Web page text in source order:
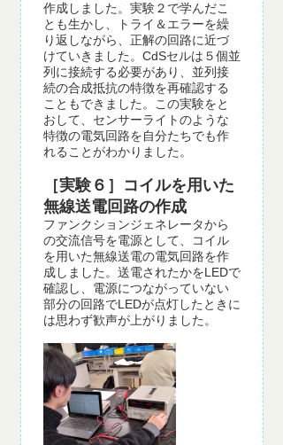
作成しました。実験２で学んだこ
とも生かし、トライ＆エラーを繰
り返しながら、正解の回路に近づ
けていきました。CdSセルは５個並
列に接続する必要があり、並列接
続の合成抵抗の特徴を再確認する
こともできました。この実験をと
おして、センサーライトのような
特徴の電気回路を自分たちでも作
れることがわかりました。
［実験６］コイルを用いた
無線送電回路の作成
ファンクションジェネレータから
の交流信号を電源として、コイル
を用いた無線送電の電気回路を作
成しました。送電されたかをLEDで
確認し、電源につながっていない
部分の回路でLEDが点灯したときに
は思わず歓声が上がりました。